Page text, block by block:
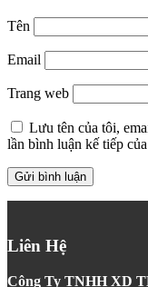
Tên
Email
Trang web
Lưu tên của tôi,
lần bình luận kế tiếp
Liên Hệ
Công Ty TNHH XD